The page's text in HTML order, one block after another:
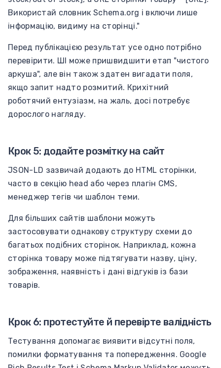
Використай словник Schema.org і включи лише
інформацію, видиму на сторінці."
Перед публікацією результат усе одно потрібно
перевірити. ШІ може пришвидшити етап "чистого
аркуша", але він також здатен вигадати поля,
якщо запит надто розмитий. Крихітний
роботячий ентузіазм, на жаль, досі потребує
дорослого нагляду.
Крок 5: додайте розмітку на сайт
JSON-LD зазвичай додають до HTML сторінки,
часто в секцію head або через плагін CMS,
менеджер тегів чи шаблон теми.
Для більших сайтів шаблони можуть
застосовувати однакову структуру схеми до
багатьох подібних сторінок. Наприклад, кожна
сторінка товару може підтягувати назву, ціну,
зображення, наявність і дані відгуків із бази
товарів.
Крок 6: протестуйте й перевірте валідність
Тестування допомагає виявити відсутні поля,
помилки форматування та попередження. Google